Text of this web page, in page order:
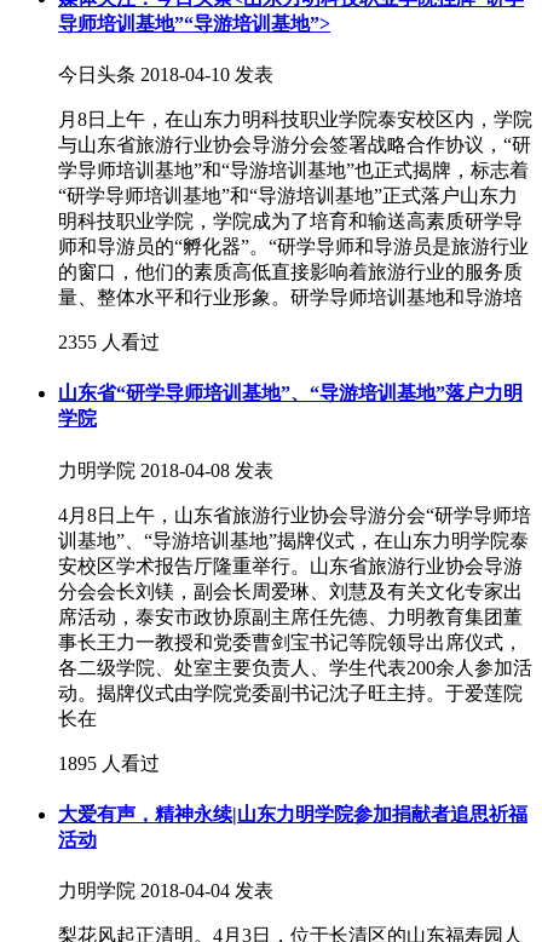
导师培训基地”“导游培训基地”>
今日头条 2018-04-10 发表
月8日上午，在山东力明科技职业学院泰安校区内，学院
与山东省旅游行业协会导游分会签署战略合作协议，“研
学导师培训基地”和“导游培训基地”也正式揭牌，标志着
“研学导师培训基地”和“导游培训基地”正式落户山东力
明科技职业学院，学院成为了培育和输送高素质研学导
师和导游员的“孵化器”。“研学导师和导游员是旅游行业
的窗口，他们的素质高低直接影响着旅游行业的服务质
量、整体水平和行业形象。研学导师培训基地和导游培
2355 人看过
山东省“研学导师培训基地”、“导游培训基地”落户力明
学院
力明学院 2018-04-08 发表
4月8日上午，山东省旅游行业协会导游分会“研学导师培
训基地”、“导游培训基地”揭牌仪式，在山东力明学院泰
安校区学术报告厅隆重举行。山东省旅游行业协会导游
分会会长刘镁，副会长周爱琳、刘慧及有关文化专家出
席活动，泰安市政协原副主席任先德、力明教育集团董
事长王力一教授和党委曹剑宝书记等院领导出席仪式，
各二级学院、处室主要负责人、学生代表200余人参加活
动。揭牌仪式由学院党委副书记沈子旺主持。于爱莲院
长在
1895 人看过
大爱有声，精神永续|山东力明学院参加捐献者追思祈福
活动
力明学院 2018-04-04 发表
梨花风起正清明。4月3日，位于长清区的山东福寿园人